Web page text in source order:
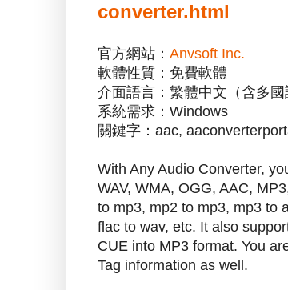
converter.html
官方網站： Anvsoft Inc.
軟體性質：免費軟體
介面語言：繁體中文（含多國
系統需求：Windows
關鍵字：aac,
With Any Audio Converter,
WAV, WMA, OGG, AAC,
to mp3, mp2 to mp3, mp3 to
flac to wav, etc. It also
CUE into MP3 format. You
Tag information as well.